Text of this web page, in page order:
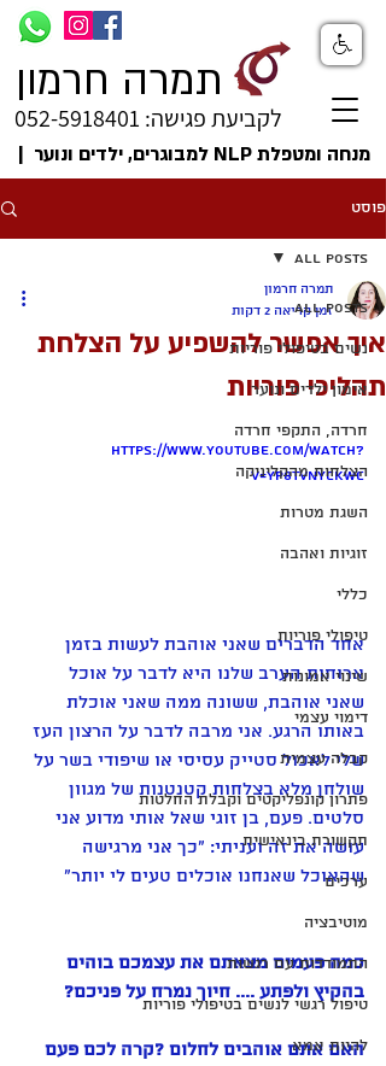
תמרה חרמון
לקביעת פגישה: 052-5918401
מנחה ומטפלת NLP למבוגרים, ילדים ונוער |
פוסט
All Posts
נשים בטיפולי פוריות
אימון ילדים ונוער
חרדה, התקפי חרדה
הצלחות מהקליניקה
השגת מטרות
זוגיות ואהבה
כללי
טיפולי פוריות
שינוי אמונות
דימוי עצמי
קבלה עצמית
פתרון קונפליקטים וקבלת החלטות
תקשורת בינאישית
ערכים
מוטיבציה
התמודדות עם רגשות
טיפול רגשי לנשים בטיפולי פוריות
להיות אמא
All Posts
איך אפשר להשפיע על הצלחת
תהליכי פוריות
תמרה חרמון
זמן קריאה 2 דקות
https://www.youtube.com/watch?
v=yP8tVnYckwc
אחד הדברים שאני אוהבת לעשות בזמן
ארוחות הערב שלנו היא לדבר על אוכל
שאני אוהבת, ששונה ממה שאני אוכלת
באותו הרגע. אני מרבה לדבר על הרצון העז
שלי לאכול סטייק עסיסי או שיפודי בשר על
שולחן מלא בצלחות קטנטנות של מגוון
סלטים. פעם, בן זוגי שאל אותי מדוע אני
עושה את זה ועניתי: "כך אני מרגישה
שהאוכל שאנחנו אוכלים טעים לי יותר"
כמה פעמים מצאתם את עצמכם בוהים
בהקיץ ולפתע .... חיוך נמרח על פניכם?
האם אתם אוהבים לחלום ?קרה לכם פעם